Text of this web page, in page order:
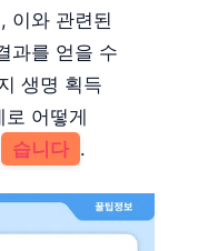
이와 관련된
과를 얻을 수
생명 획득
어떻게
습니다 .